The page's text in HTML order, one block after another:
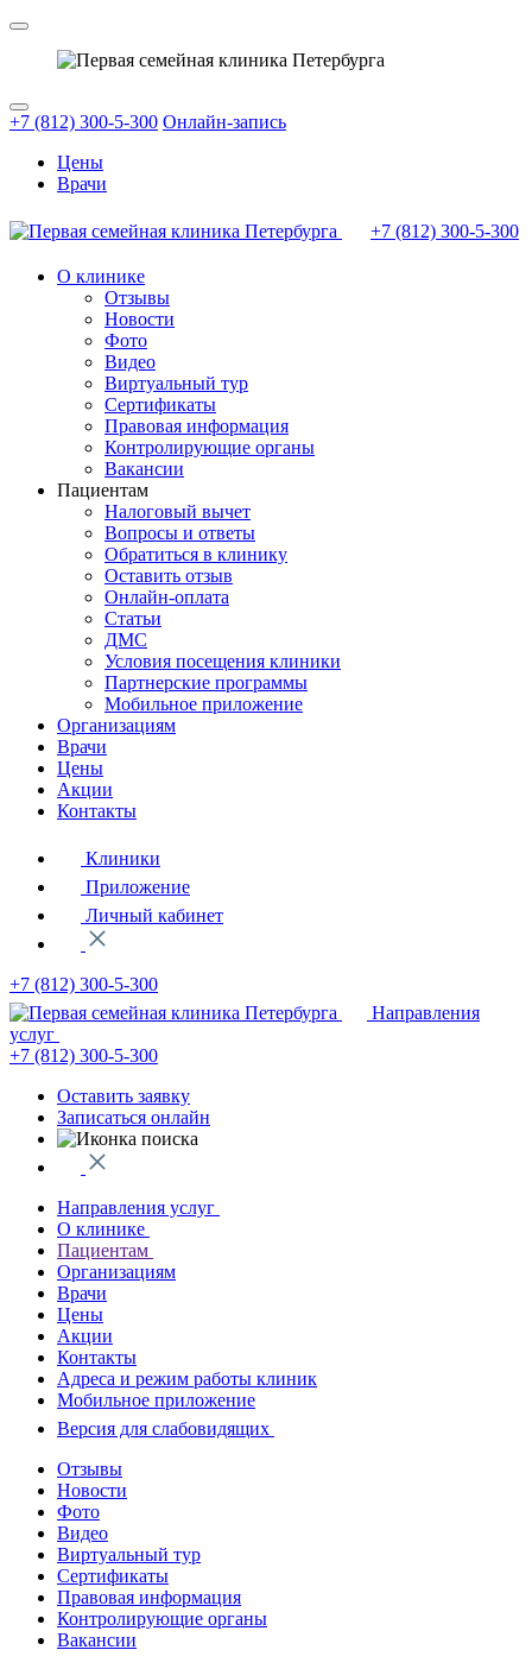
+7 (812) 300-5-300 Онлайн-запись
Цены
Врачи
+7 (812) 300-5-300
О клинике
Отзывы
Новости
Фото
Видео
Виртуальный тур
Сертификаты
Правовая информация
Контролирующие органы
Вакансии
Пациентам
Налоговый вычет
Вопросы и ответы
Обратиться в клинику
Оставить отзыв
Онлайн-оплата
Статьи
ДМС
Условия посещения клиники
Партнерские программы
Мобильное приложение
Организациям
Врачи
Цены
Акции
Контакты
Клиники
Приложение
Личный кабинет
+7 (812) 300-5-300
Направления
услуг
+7 (812) 300-5-300
Оставить заявку
Записаться онлайн
Направления услуг
О клинике
Пациентам
Организациям
Врачи
Цены
Акции
Контакты
Адреса и режим работы клиник
Мобильное приложение
Версия для слабовидящих
Отзывы
Новости
Фото
Видео
Виртуальный тур
Сертификаты
Правовая информация
Контролирующие органы
Вакансии